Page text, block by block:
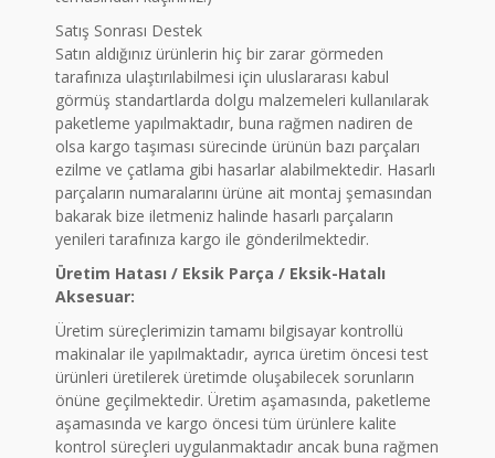
Satış Sonrası Destek
Satın aldığınız ürünlerin hiç bir zarar görmeden
tarafınıza ulaştırılabilmesi için uluslararası kabul
görmüş standartlarda dolgu malzemeleri kullanılarak
paketleme yapılmaktadır, buna rağmen nadiren de
olsa kargo taşıması sürecinde ürünün bazı parçaları
ezilme ve çatlama gibi hasarlar alabilmektedir. Hasarlı
parçaların numaralarını ürüne ait montaj şemasından
bakarak bize iletmeniz halinde hasarlı parçaların
yenileri tarafınıza kargo ile gönderilmektedir.
Üretim Hatası / Eksik Parça / Eksik-Hatalı
Aksesuar:
Üretim süreçlerimizin tamamı bilgisayar kontrollü
makinalar ile yapılmaktadır, ayrıca üretim öncesi test
ürünleri üretilerek üretimde oluşabilecek sorunların
önüne geçilmektedir. Üretim aşamasında, paketleme
aşamasında ve kargo öncesi tüm ürünlere kalite
kontrol süreçleri uygulanmaktadır ancak buna rağmen